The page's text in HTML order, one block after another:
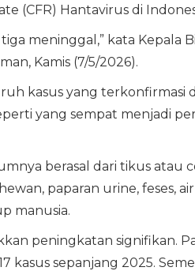
(CFR) Hantavirus di
meninggal,” kata Kepala
Kamis (7/5/2026).
kasus yang terkonfirmasi
yang sempat menjadi
berasal dari tikus atau
paparan urine, feses,
manusia.
peningkatan signifikan.
kasus sepanjang 2025.